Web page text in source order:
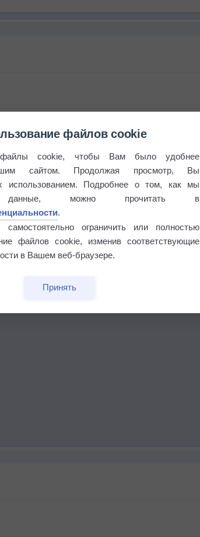
файлов cookie
cookie, чтобы Вам было удобнее
сайтом. Продолжая просмотр, Вы
использованием. Подробнее о том, как мы
данные, можно прочитать в
.
ограничить или полностью
файлов cookie, изменив соответствующие
в Вашем веб-браузере.
Принять